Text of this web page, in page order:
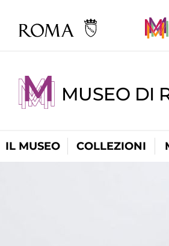
MUSEO DI
IL MUSEO COLLEZIONI